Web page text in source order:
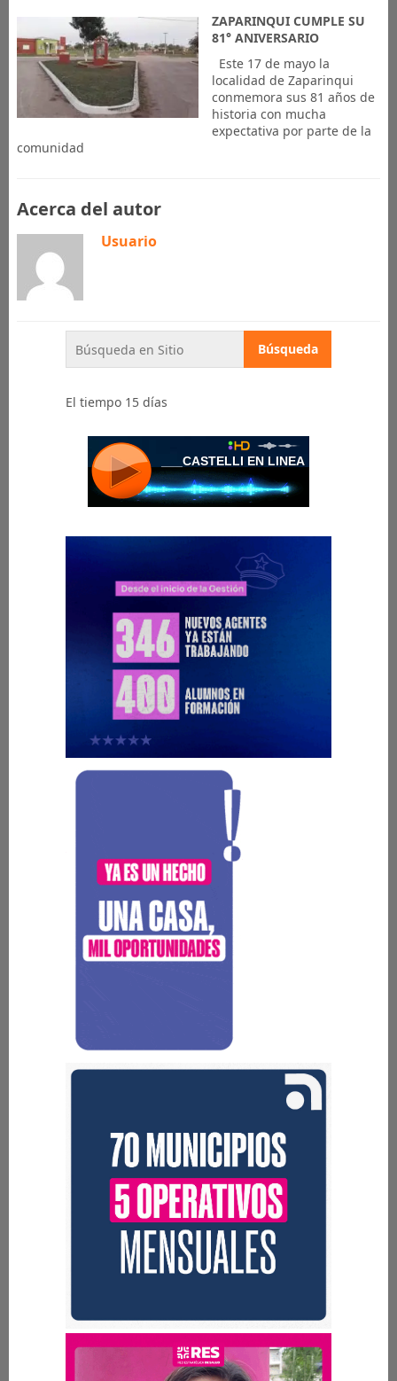
ZAPARINQUI CUMPLE SU
81° ANIVERSARIO
Este 17 de mayo la
localidad de Zaparinqui
conmemora sus 81 años de
historia con mucha
expectativa por parte de la
comunidad
Acerca del autor
Usuario
El tiempo 15 días